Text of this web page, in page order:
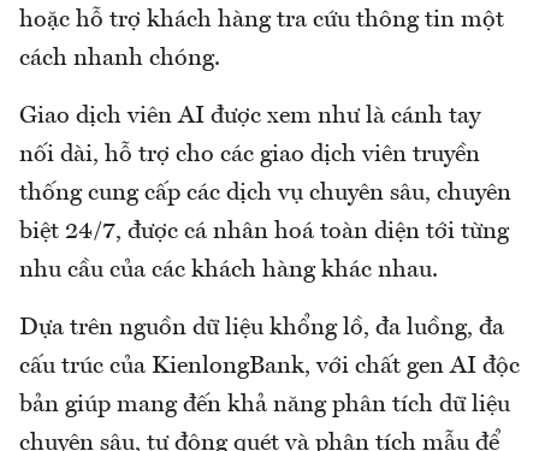
hoặc hỗ trợ khách hàng tra cứu thông tin một
cách nhanh chóng.
Giao dịch viên AI được xem như là cánh tay
nối dài, hỗ trợ cho các giao dịch viên truyền
thống cung cấp các dịch vụ chuyên sâu, chuyên
biệt 24/7, được cá nhân hoá toàn diện tới từng
nhu cầu của các khách hàng khác nhau.
Dựa trên nguồn dữ liệu khổng lồ, đa luồng, đa
cấu trúc của KienlongBank, với chất gen AI độc
bản giúp mang đến khả năng phân tích dữ liệu
chuyên sâu, tự động quét và phân tích mẫu để